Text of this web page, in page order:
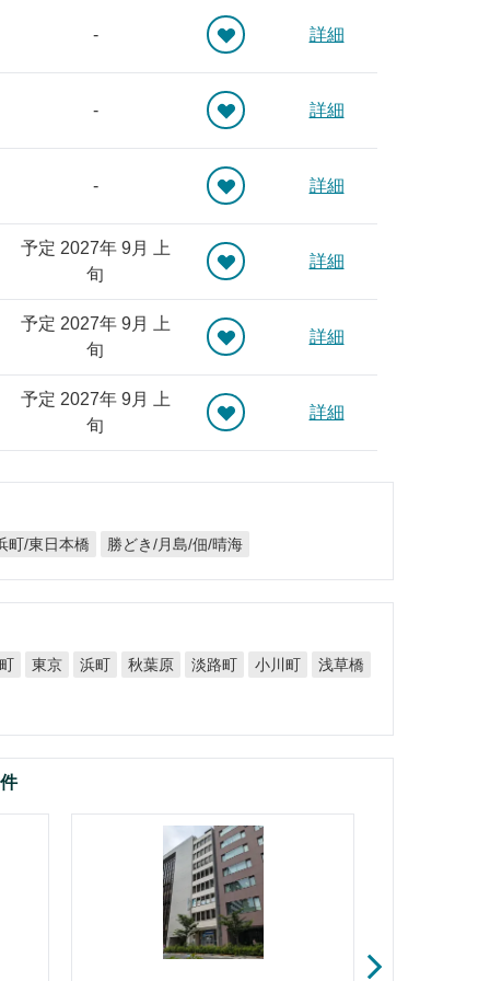
- 詳細
- 詳細
- 詳細
予定 2027年 9月 上
旬
詳細
予定 2027年 9月 上
旬
詳細
予定 2027年 9月 上
旬
詳細
町/東日本橋 勝どき/月島/佃/晴海
東京 浜町 秋葉原 淡路町 小川町 浅草橋